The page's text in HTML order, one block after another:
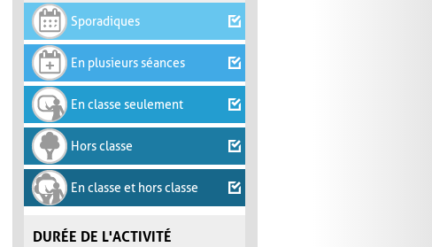
Sporadiques
En plusieurs séances
En classe seulement
Hors classe
En classe et hors classe
DURÉE DE L'ACTIVITÉ